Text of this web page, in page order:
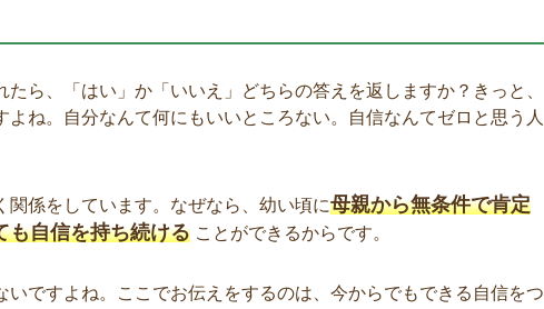
ら、「はい」か「いいえ」どちらの答えを返しますか？きっと、
よね。自分なんて何にもいいところない。自信なんてゼロと思う人
係をしています。なぜなら、幼い頃に母親から無条件で肯定
も自信を持ち続ける ことができるからです。
いですよね。ここでお伝えをするのは、今からでもできる自信をつ